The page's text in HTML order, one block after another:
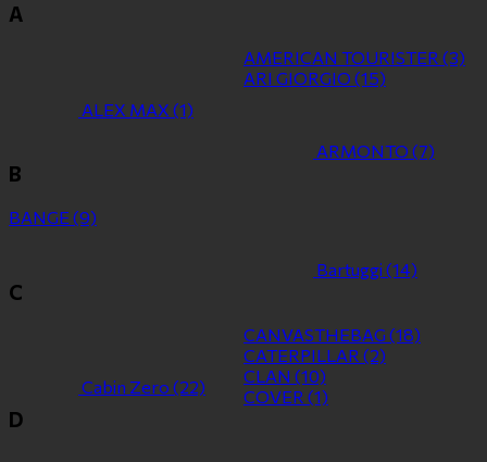
A
ALEX MAX (1)
AMERICAN TOURISTER (3)
ARI GIORGIO (15)
ARMONTO (7)
B
BANGE (9)
Bartuggi (14)
C
Cabin Zero (22)
CANVASTHEBAG (18)
CATERPILLAR (2)
CLAN (10)
COVER (1)
D